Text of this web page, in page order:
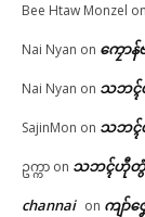
Bee Htaw Monzel on
Nai Nyan on ကၠော
Nai Nyan on သဘၚ်
SajinMon on သဘၚ်
ဥက္ကာ on သဘၚ်ဟီုတွံ
channai on ကျာ်